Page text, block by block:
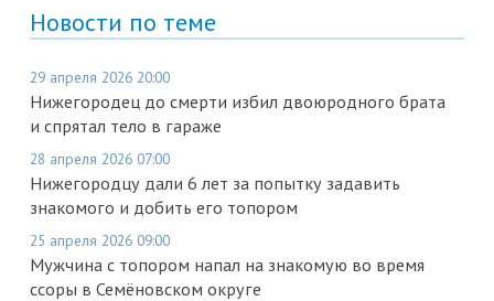
Новости по теме
29 апреля 2026 20:00
Нижегородец до смерти избил двоюродного брата
и спрятал тело в гараже
28 апреля 2026 07:00
Нижегородцу дали 6 лет за попытку задавить
знакомого и добить его топором
25 апреля 2026 09:00
Мужчина с топором напал на знакомую во время
ссоры в Семёновском округе